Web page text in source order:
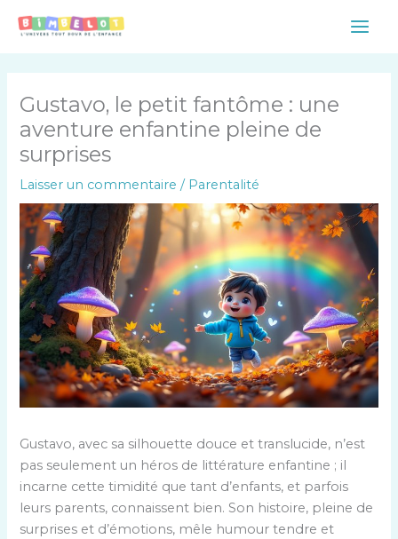
Main
Gustavo, le petit fantôme : une
aventure enfantine pleine de
surprises
Laisser un commentaire / Parentalité
Gustavo, avec sa silhouette douce et translucide, n’est
pas seulement un héros de littérature enfantine ; il
incarne cette timidité que tant d’enfants, et parfois
leurs parents, connaissent bien. Son histoire, pleine de
surprises et d’émotions, mêle humour tendre et